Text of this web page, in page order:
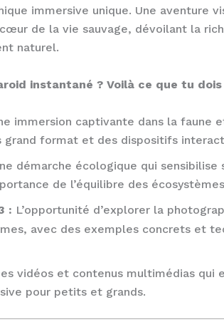
immersive unique. Une aventure
de la vie sauvage, dévoilant la
naturel.
instantané ? Voilà ce que tu
immersion captivante dans la faune
grand format et des dispositifs
démarche écologique qui sensibilise
de l’équilibre des
: L’opportunité d’explorer la
avec des exemples concrets et
vidéos et contenus multimédias qui
pour petits et grands.